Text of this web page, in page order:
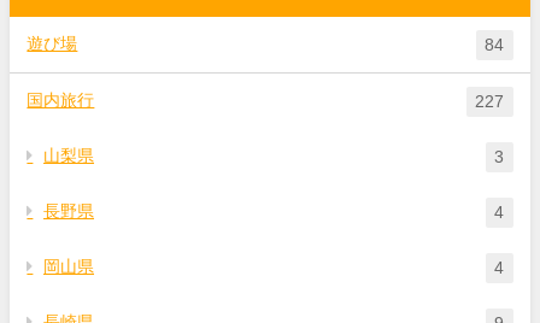
遊び場 84
国内旅行 227
山梨県 3
長野県 4
岡山県 4